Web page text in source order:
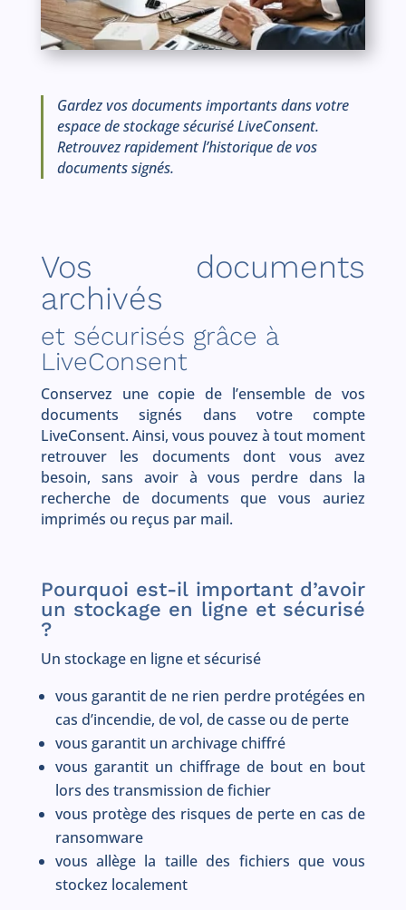
Gardez vos documents importants dans votre
espace de stockage sécurisé LiveConsent.
Retrouvez rapidement l’historique de vos
documents signés.
Vos documents
archivés
et sécurisés grâce à
LiveConsent
Conservez une copie de l’ensemble de vos
documents signés dans votre compte
LiveConsent. Ainsi, vous pouvez à tout moment
retrouver les documents dont vous avez
besoin, sans avoir à vous perdre dans la
recherche de documents que vous auriez
imprimés ou reçus par mail.
Pourquoi est-il important d’avoir
un stockage en ligne et sécurisé
?
Un stockage en ligne et sécurisé
vous garantit de ne rien perdre protégées en
cas d’incendie, de vol, de casse ou de perte
vous garantit un archivage chiffré
vous garantit un chiffrage de bout en bout
lors des transmission de fichier
vous protège des risques de perte en cas de
ransomware
vous allège la taille des fichiers que vous
stockez localement